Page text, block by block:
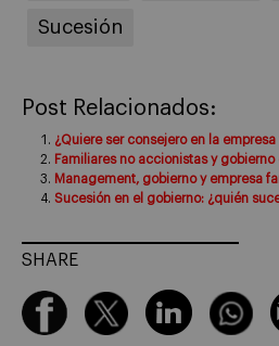
Sucesión
Post Relacionados:
¿Quiere ser consejero en la
Familiares no accionistas y
Management, gobierno y empresa
Sucesión en el gobierno: ¿quién
SHARE